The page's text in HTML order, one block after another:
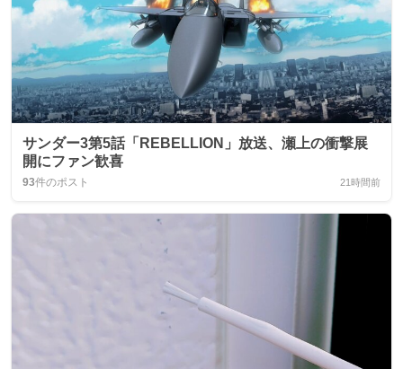
サンダー3第5話「REBELLION」放送、瀬上の衝撃展
開にファン歓喜
93件のポスト 21時間前